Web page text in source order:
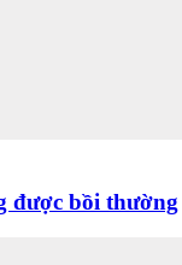
được bồi thường